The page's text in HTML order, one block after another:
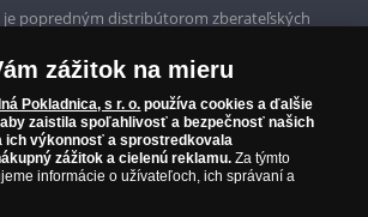
je popredným distribútorom zberateľských
je oficiálnym distribútorom numizmatických
vrátane známych mincovní a emitentov
mincovňa, Kráľovská kanadská mincovňa,
mincovňa, Fínska mincovňa alebo
Perth. Spoločnosť svojim zákazníkom a
že všetky produkty sú v originálnej a v
zážitok na mieru
Pokladnica, s r. o. používa cookies a ďalšie
zaistila spoľahlivosť a bezpečnosť našich
ich výkonnosť a sprostredkovala
zážitok a cielenú reklamu. Za týmto
informácie o užívateľoch, ich správaní a